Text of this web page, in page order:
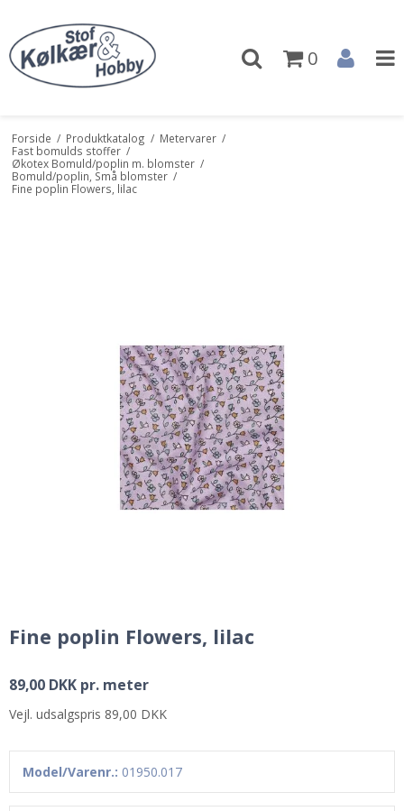
0
Forside / Produktkatalog / Metervarer /
Fast bomulds stoffer /
Økotex Bomuld/poplin m. blomster /
Bomuld/poplin, Små blomster /
Fine poplin Flowers, lilac
Fine poplin Flowers, lilac
89,00 DKK pr. meter
Vejl. udsalgspris 89,00 DKK
Model/Varenr.: 01950.017